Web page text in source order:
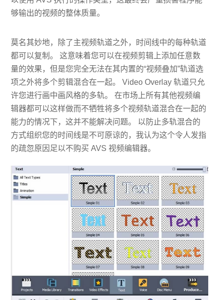
够输出的视频的整体质量。
莫名其妙地，除了主视频轨道之外，时间线中的每种轨道
都可以复制。 这意味着您可以在视频剪辑上添加任意数
量的效果，但是您完全无法在其内置的“视频叠加”轨道选
项之外将多个剪辑混合在一起。 Video Overlay 轨道只允
许您进行画中画风格的多轨。 在市场上所有其他视频编
辑器都可以这样做而不牺牲将多个视频轨道混合在一起的
能力的情况下，这并不能解决问题。 以防止多轨混合的
方式组织您的时间线是不可原谅的，我认为这个令人发指
的疏忽原因足以不购买 AVS 视频编辑器。